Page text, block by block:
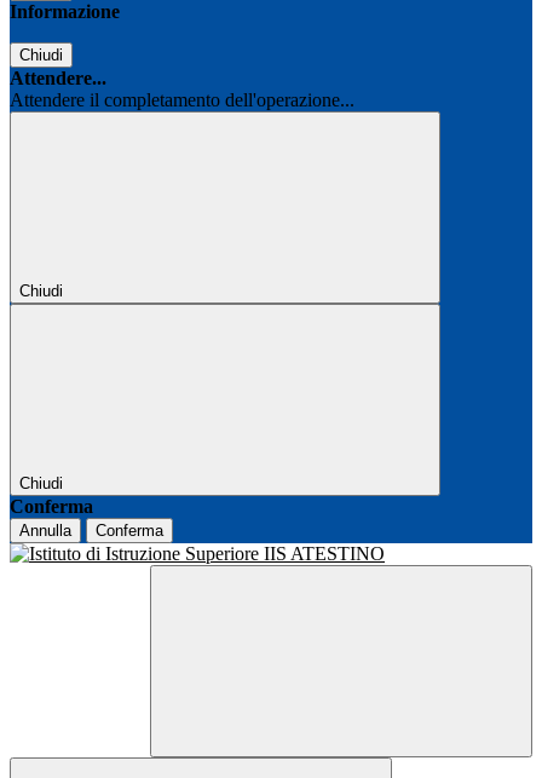
Informazione
Chiudi
Attendere...
Attendere il completamento dell'operazione...
Chiudi
Chiudi
Conferma
Annulla Conferma